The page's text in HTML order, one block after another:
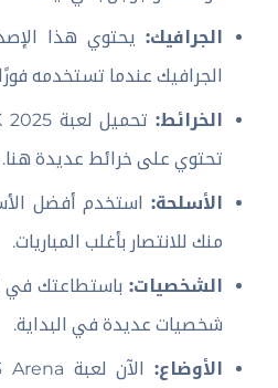
الجرافيك: يحتوي هذا
الجرافيك عندما تستخدمه
الخرائط:
تحتوي على خرائط عديدة هنا.
الأسلحة: استخدم أفضل
منك للانتصار بأغلب المباريات.
الشخصيات: باستطاعتك في
شخصيات عديدة في البداية.
الأوضاع: